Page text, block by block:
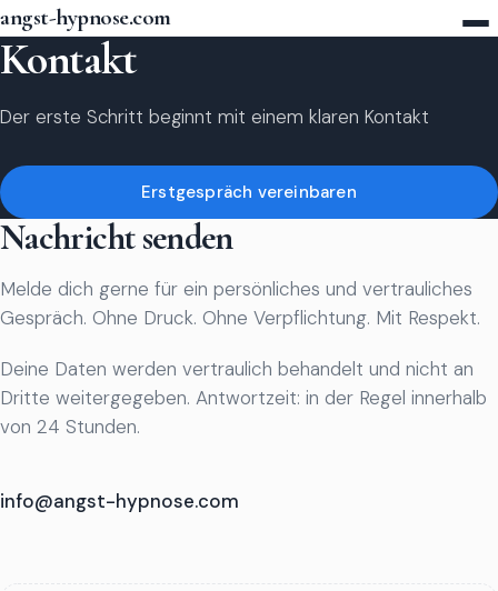
angst-hypnose.com
Kontakt
Der erste Schritt beginnt mit einem klaren Kontakt
Erstgespräch vereinbaren
Nachricht senden
Melde dich gerne für ein persönliches und vertrauliches
Gespräch. Ohne Druck. Ohne Verpflichtung. Mit Respekt.
Deine Daten werden vertraulich behandelt und nicht an
Dritte weitergegeben. Antwortzeit: in der Regel innerhalb
von 24 Stunden.
info@angst-hypnose.com